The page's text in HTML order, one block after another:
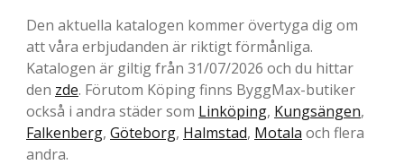
Den aktuella katalogen kommer övertyga dig om
att våra erbjudanden är riktigt förmånliga.
Katalogen är giltig från 31/07/2026 och du hittar
den zde. Förutom Köping finns ByggMax-butiker
också i andra städer som Linköping, Kungsängen,
Falkenberg, Göteborg, Halmstad, Motala och flera
andra.